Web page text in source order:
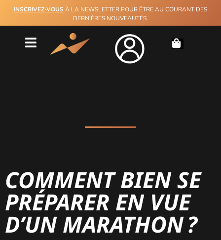
INSCRIVEZ-VOUS À LA NEWSLETTER POUR ÊTRE AU COURANT DES
DERNIÈRES NOUVEAUTÉS
COMMENT BIEN SE
PRÉPARER EN VUE
D’UN MARATHON ?